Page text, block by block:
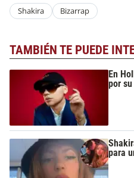
Shakira Bizarrap
TAMBIÉN TE PUEDE
En
por
para